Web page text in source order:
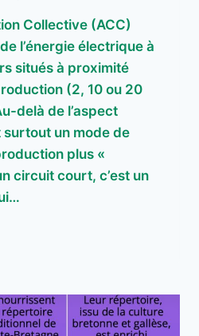
Collective (ACC)
l’énergie électrique à
situés à proximité
(2, 10 ou 20
delà de l’aspect
surtout un mode de
plus «
circuit court, c’est un